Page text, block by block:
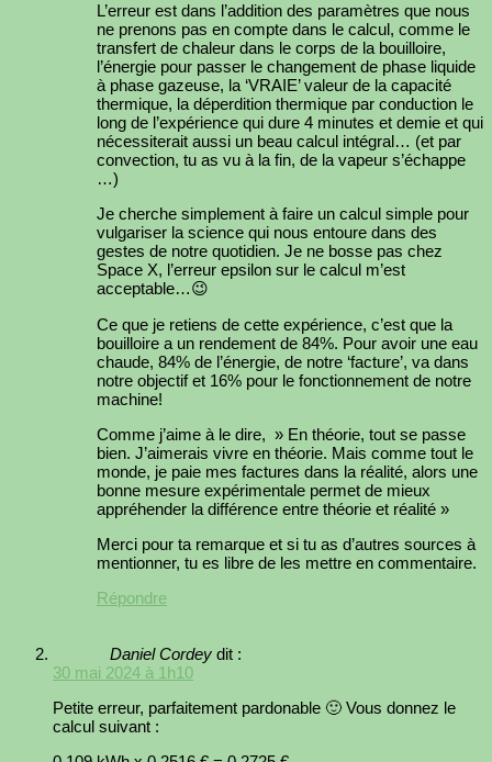
L’erreur est dans l’addition des paramètres que nous
ne prenons pas en compte dans le calcul, comme le
transfert de chaleur dans le corps de la bouilloire,
l’énergie pour passer le changement de phase liquide
à phase gazeuse, la ‘VRAIE’ valeur de la capacité
thermique, la déperdition thermique par conduction le
long de l’expérience qui dure 4 minutes et demie et qui
nécessiterait aussi un beau calcul intégral… (et par
convection, tu as vu à la fin, de la vapeur s’échappe
…)
Je cherche simplement à faire un calcul simple pour
vulgariser la science qui nous entoure dans des
gestes de notre quotidien. Je ne bosse pas chez
Space X, l’erreur epsilon sur le calcul m’est
acceptable…😉
Ce que je retiens de cette expérience, c’est que la
bouilloire a un rendement de 84%. Pour avoir une eau
chaude, 84% de l’énergie, de notre ‘facture’, va dans
notre objectif et 16% pour le fonctionnement de notre
machine!
Comme j’aime à le dire, » En théorie, tout se passe
bien. J’aimerais vivre en théorie. Mais comme tout le
monde, je paie mes factures dans la réalité, alors une
bonne mesure expérimentale permet de mieux
appréhender la différence entre théorie et réalité »
Merci pour ta remarque et si tu as d’autres sources à
mentionner, tu es libre de les mettre en commentaire.
Répondre
Daniel Cordey dit :
30 mai 2024 à 1h10
Petite erreur, parfaitement pardonable 🙂 Vous donnez le
calcul suivant :